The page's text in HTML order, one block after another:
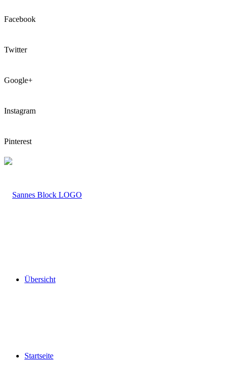
Facebook
Twitter
Google+
Instagram
Pinterest
LOGO
Übersicht
Startseite